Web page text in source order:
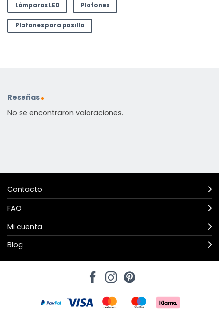
Lámparas LED Plafones
Plafones para pasillo
Reseñas
No se encontraron valoraciones.
Contacto
FAQ
Mi cuenta
Blog